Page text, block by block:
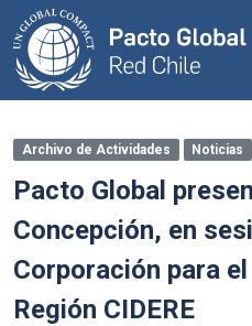
Archivo de Actividades Noticias
Pacto Global
Concepción, en
Corporación para
Región CIDERE